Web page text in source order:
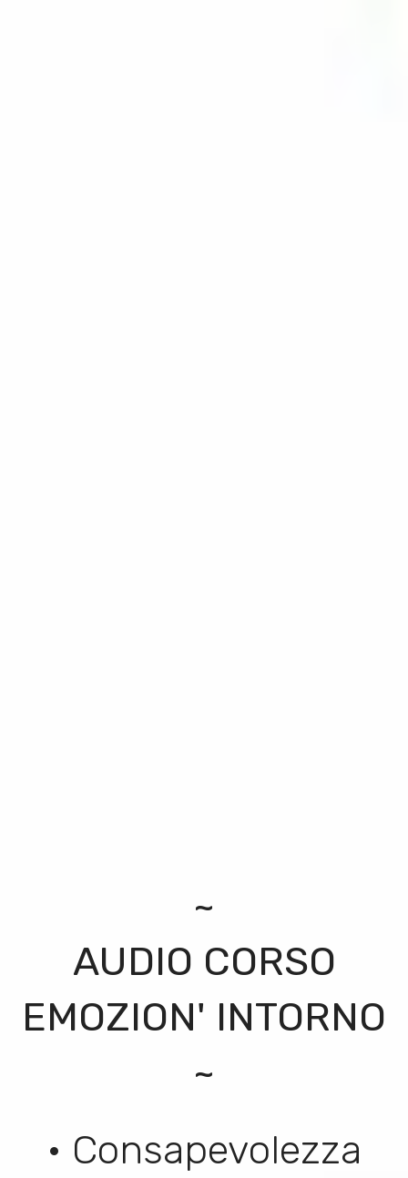
~
AUDIO CORSO
EMOZION' INTORNO
~
• Consapevolezza